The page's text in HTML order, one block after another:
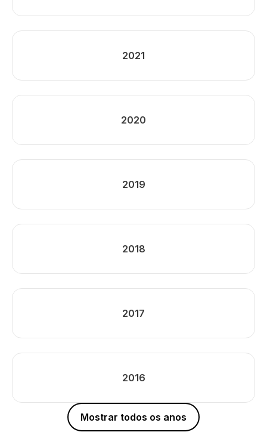
2021
2020
2019
2018
2017
2016
Mostrar todos os anos